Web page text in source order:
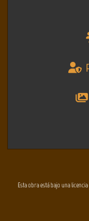
Esta obra está bajo una